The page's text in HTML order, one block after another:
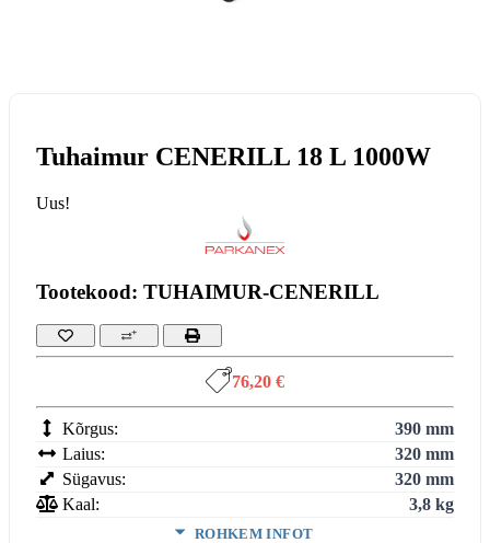
Tuhaimur CENERILL 18 L 1000W
Uus!
Tootekood: TUHAIMUR-CENERILL
76,20 €
Kõrgus:
390 mm
Laius:
320 mm
Sügavus:
320 mm
Kaal:
3,8 kg
ROHKEM INFOT